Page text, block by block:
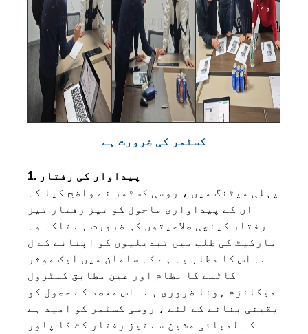
کسٹمر کی ضرورت ہے
1. پیداوار کی رفتار
پہلی میٹنگ میں ، روسی کسٹمر نے واضح کیا کہ
ان کے پیداواری ماحول کو تیز رفتار تیز
رفتار کینچی صلاحیتوں کی ضرورت ہے تاکہ وہ
مارکیٹ کی طلب میں تبدیلیوں کو اپنانے کے ل
.۔ اس کا مطلب یہ ہے کہ سامان میں ایک موثر
کاٹنے کا نظام اور عین مطابق کنٹرول
میکانزم ہونا ضروری ہے۔ اس مقصد کے حصول کو
یقینی بنانے کے لئے ، روسی کسٹمر کو امید ہے
کہ لمبائی مشین سے تیز رفتار کٹ کا پاور